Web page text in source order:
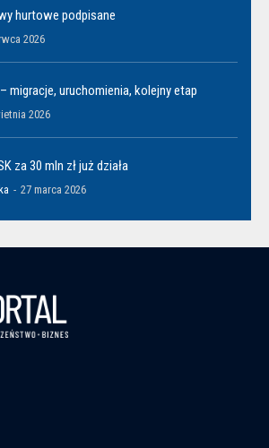
hurtowe podpisane
2026
migracje, uruchomienia, kolejny etap
2026
za 30 mln zł już działa
- 27 marca 2026